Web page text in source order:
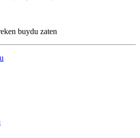
buydu zaten